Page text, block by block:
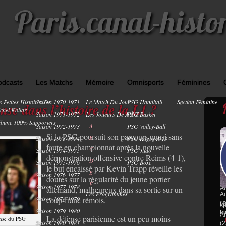
Paris.canal-
Petites Histoires De
Kollar
100% Supporters
Les Matchs
Saison 1970-1971
Saison 1971-1972
Saison 1972-1973
Saison 1973-1974
Saison 1974-1975
Saison 1975-1976
Saison 1976-1977
Saison 1977-1978
Saison 1978-1979
Saison 1979-1980
Saison 1980-1981
Mémoire
Le Match Du Jour
Les Joueurs De A À Z
A
B
C
D
E
F
Les Programmes
Omnisports
PSG Handball
PSG Basket
PSG Volley-Ball
PSG Rugby À 13
PSG Judo
PSG Boxe
Féminines
Section Féminine
0
dans l’histoire de la L1 ?
du PSG
Si le PSG poursuit son parcours quasi sans-
faute en championnat après la nouvelle
démonstration offensive contre Reims (4-1),
le but encaissé par Kevin Trapp réveille les
doutes sur la régularité du jeune portier
allemand, malheureux dans sa sortie sur un
coup-franc rémois.
La défense parisienne est un peu moins
: